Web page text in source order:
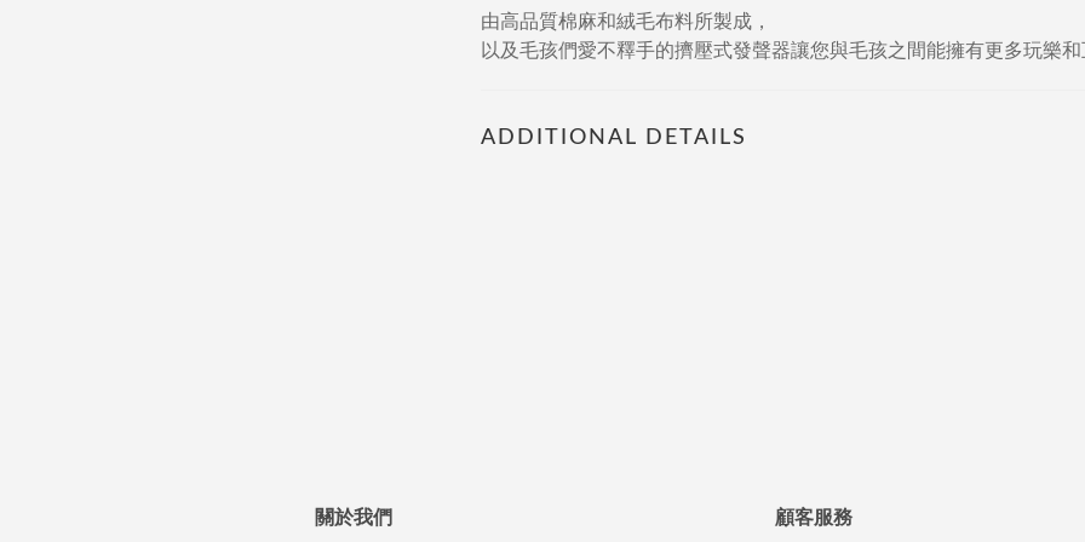
由高品質棉麻和絨毛布料所製成，
以及毛孩們愛不釋手的擠壓式發聲器讓您與毛孩之間能擁有更多玩樂和
ADDITIONAL DETAILS
關於我們 顧客服務